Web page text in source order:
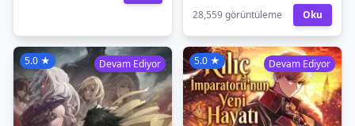
28,559 görüntüleme
Oku
Devam Ediyor
5.0 ★ Devam Ediyor
5.0 ★